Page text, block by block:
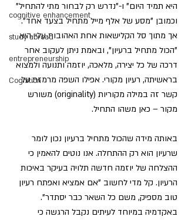
cognitive enhancement
study abroad
entrepreneurship
Cognition
היא תמיד היום" ו-"נדרש רק לבחור מתי להתחיל"
וכמובן "מסע של אלף מייל מתחיל בצעד אחד".
אך מתוך סל הקלישאות אחת האהובות עליי היא
"הכול מתחיל ברעיון", ובאמת ניתן לעקוב אחר
דרכה של כל יצירה, מלאכה, יוזמה ותנועה ולמצוא
בראשיתה, רעיון מקורי. אפילו השפה מרמזת על
קשר זה במילה מקוריות (originality) משורש
מקור – כאן משהו התחיל.
באותה מידה שהכול מתחיל ברעיון נכון לומר
שרעיון הוא רק ההתחלה. אנו נוטים להאמין כי
ההצלחה של יוזמה חדשה תלויה בעיקר באיכות
הרעיון. קל מדי לחשוב "אם אמציא ואפתח רעיון
טוב מספיק, משם כל השאר כבר יסתדר".
באקדמיה במיוחד לעיתים נקבל הרגשה כי